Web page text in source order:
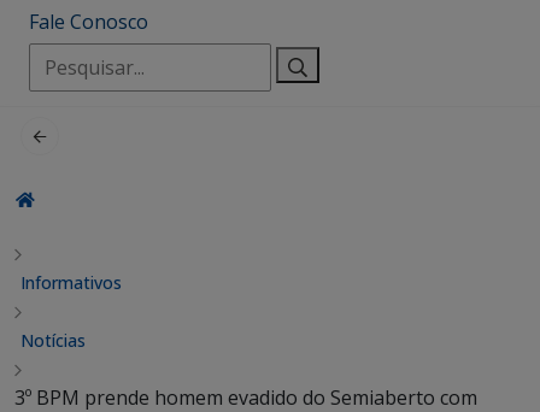
Fale Conosco
Pesquisar
por:
Informativos
Notícias
3º BPM prende homem evadido do Semiaberto com